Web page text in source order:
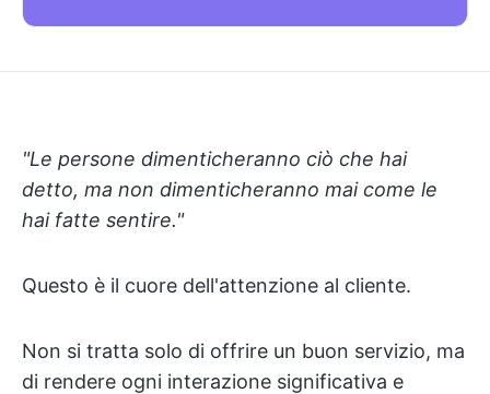
"Le persone dimenticheranno ciò che hai
detto, ma non dimenticheranno mai come le
hai fatte sentire."
Questo è il cuore dell'attenzione al cliente.
Non si tratta solo di offrire un buon servizio, ma
di rendere ogni interazione significativa e